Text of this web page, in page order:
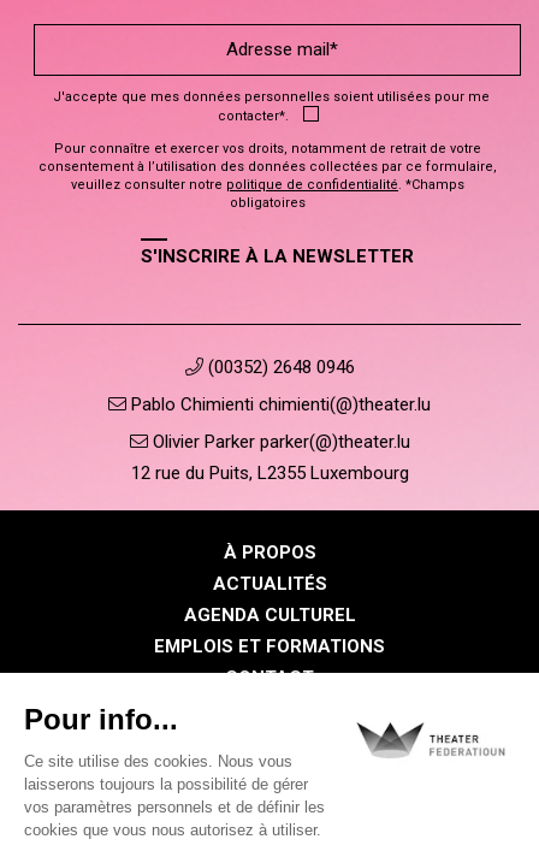
J'accepte que mes données personnelles soient utilisées pour me
contacter*.
Pour connaître et exercer vos droits, notamment de retrait de votre
consentement à l’utilisation des données collectées par ce formulaire,
veuillez consulter notre politique de confidentialité. *Champs
obligatoires
S'INSCRIRE À LA NEWSLETTER
(00352) 2648 0946
Pablo Chimienti chimienti(@)theater.lu
Olivier Parker parker(@)theater.lu
12 rue du Puits, L2355 Luxembourg
À PROPOS
ACTUALITÉS
AGENDA CULTUREL
EMPLOIS ET FORMATIONS
CONTACT
Politique de confidentialité
Politique des cookies